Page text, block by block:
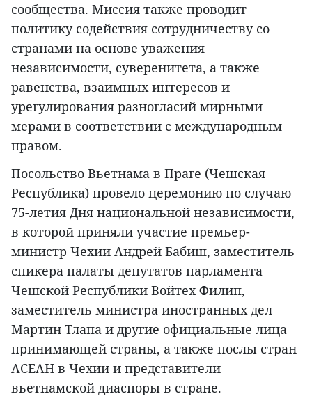
сообщества. Миссия также проводит
политику содействия сотрудничеству со
странами на основе уважения
независимости, суверенитета, а также
равенства, взаимных интересов и
урегулирования разногласий мирными
мерами в соответствии с международным
правом.
Посольство Вьетнама в Праге (Чешская
Республика) провело церемонию по случаю
75-летия Дня национальной независимости,
в которой приняли участие премьер-
министр Чехии Андрей Бабиш, заместитель
спикера палаты депутатов парламента
Чешской Республики Войтех Филип,
заместитель министра иностранных дел
Мартин Тлапа и другие официальные лица
принимающей страны, а также послы стран
АСЕАН в Чехии и представители
вьетнамской диаспоры в стране.